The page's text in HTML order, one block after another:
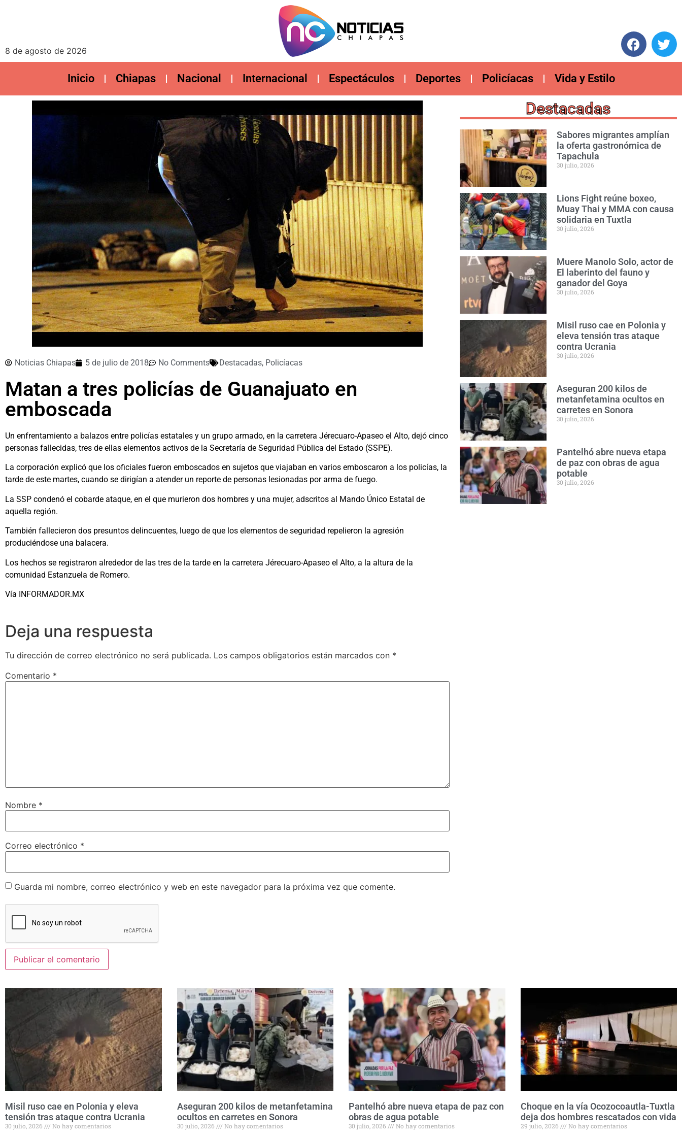
8 de agosto de 2026
Inicio Chiapas Nacional Internacional Espectáculos Deportes Policíacas Vida y Estilo
Noticias Chiapas 5 de julio de 2018 No Comments Destacadas, Policíacas
Matan a tres policías de Guanajuato en
emboscada
Un enfrentamiento a balazos entre policías estatales y un grupo armado, en la carretera Jérecuaro-Apaseo el Alto, dejó cinco
personas fallecidas, tres de ellas elementos activos de la Secretaría de Seguridad Pública del Estado (SSPE).
La corporación explicó que los oficiales fueron emboscados en sujetos que viajaban en varios emboscaron a los policías, la
tarde de este martes, cuando se dirigían a atender un reporte de personas lesionadas por arma de fuego.
La SSP condenó el cobarde ataque, en el que murieron dos hombres y una mujer, adscritos al Mando Único Estatal de
aquella región.
También fallecieron dos presuntos delincuentes, luego de que los elementos de seguridad repelieron la agresión
produciéndose una balacera.
Los hechos se registraron alrededor de las tres de la tarde en la carretera Jérecuaro-Apaseo el Alto, a la altura de la
comunidad Estanzuela de Romero.
Vía INFORMADOR.MX
Deja una respuesta
Tu dirección de correo electrónico no será publicada. Los campos obligatorios están marcados con *
Comentario *
Nombre *
Correo electrónico *
Guarda mi nombre, correo electrónico y web en este navegador para la próxima vez que comente.
Destacadas
Sabores migrantes amplían
la oferta gastronómica de
Tapachula
30 julio, 2026
Lions Fight reúne boxeo,
Muay Thai y MMA con causa
solidaria en Tuxtla
30 julio, 2026
Muere Manolo Solo, actor de
El laberinto del fauno y
ganador del Goya
30 julio, 2026
Misil ruso cae en Polonia y
eleva tensión tras ataque
contra Ucrania
30 julio, 2026
Aseguran 200 kilos de
metanfetamina ocultos en
carretes en Sonora
30 julio, 2026
Pantelhó abre nueva etapa
de paz con obras de agua
potable
30 julio, 2026
Misil ruso cae en Polonia y eleva
tensión tras ataque contra Ucrania
30 julio, 2026 No hay comentarios
Aseguran 200 kilos de metanfetamina
ocultos en carretes en Sonora
30 julio, 2026 No hay comentarios
Pantelhó abre nueva etapa de paz con
obras de agua potable
30 julio, 2026 No hay comentarios
Choque en la vía Ocozocoautla-Tuxtla
deja dos hombres rescatados con vida
29 julio, 2026 No hay comentarios